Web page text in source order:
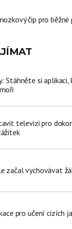
čip pro
Stáhněte si
televizi pro
začal vychovávat
pro učení cizích